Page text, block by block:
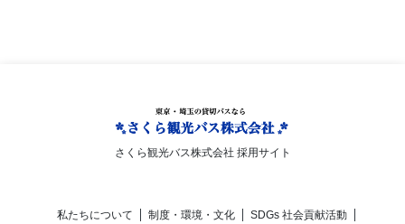
さくら観光バス株式会社 採用サイト
私たちについて 制度・環境・文化 SDGs 社会貢献活動